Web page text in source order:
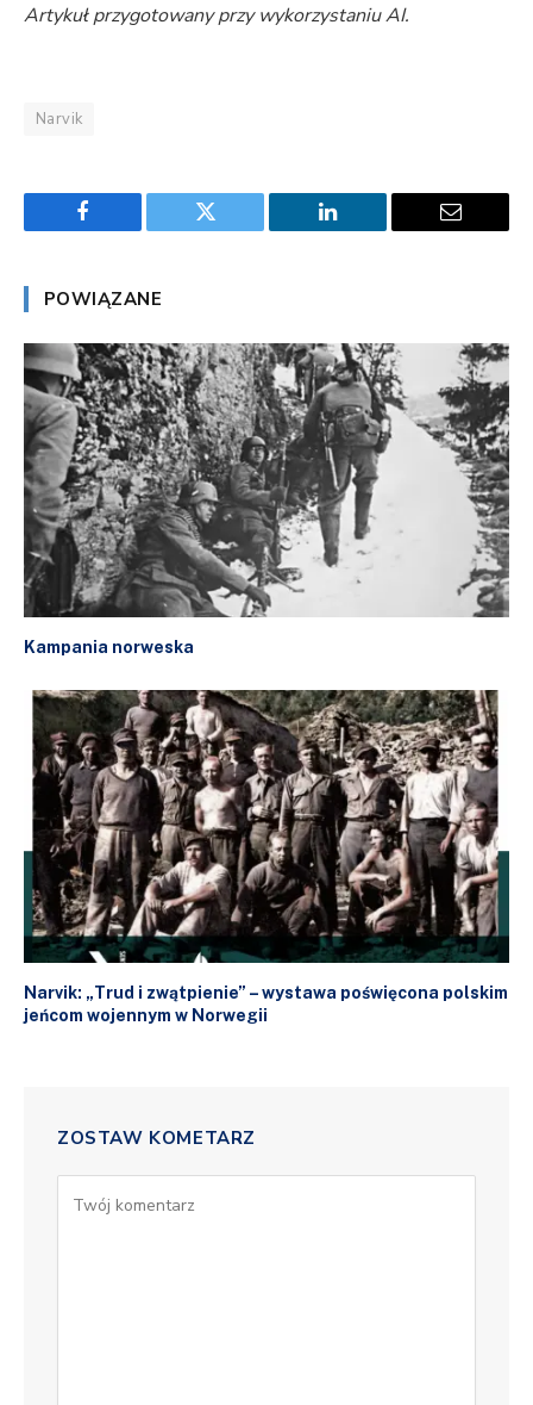
Artykuł przygotowany przy wykorzystaniu AI.
Narvik
Facebook Twitter LinkedIn Email
POWIĄZANE
Kampania norweska
Narvik: „Trud i zwątpienie” – wystawa poświęcona polskim
jeńcom wojennym w Norwegii
ZOSTAW KOMETARZ